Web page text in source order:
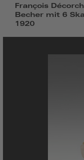
François
Becher mit 6
1920